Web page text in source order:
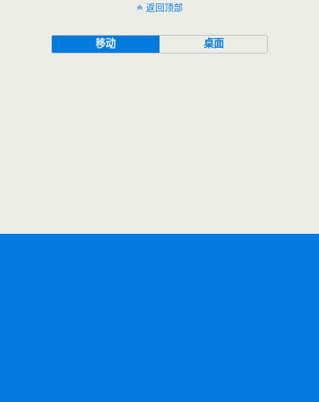
返回顶部
移动 桌面